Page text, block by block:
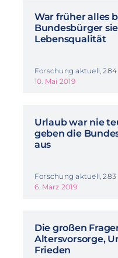
War früher alles
Bundesbürger
Lebensqualität
Forschung aktuell, 284
10. Mai 2019
Urlaub war nie
geben die
aus
Forschung aktuell, 283
6. März 2019
Die großen
Altersvorsorge,
Frieden